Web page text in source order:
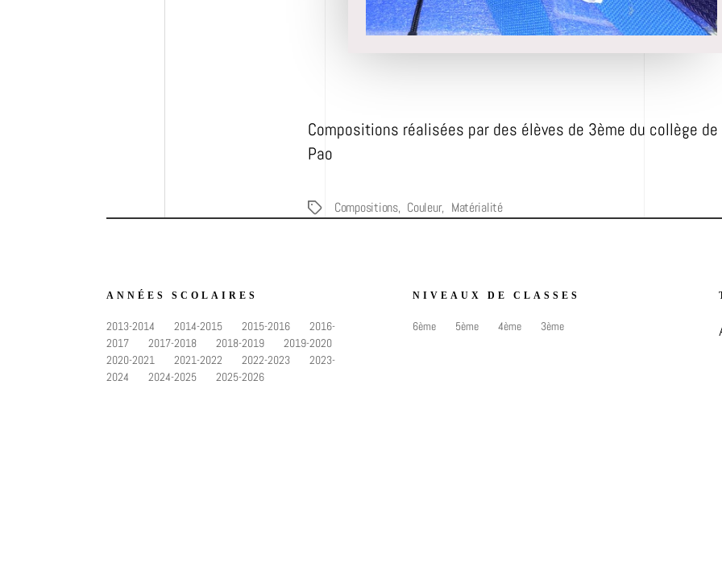
Compositions réalisées par des élèves de 3ème du collège de
Pao
ÉtiquettesCompositions, Couleur, Matérialité
ANNÉES SCOLAIRES
2013-2014 2014-2015 2015-2016
2016-
2017
2017-2018 2018-2019
2019-2020
2020-2021
2021-2022 2022-2023
2023-
2024
2024-2025 2025-2026
NIVEAUX DE CLASSES
6ème 5ème 4ème 3ème